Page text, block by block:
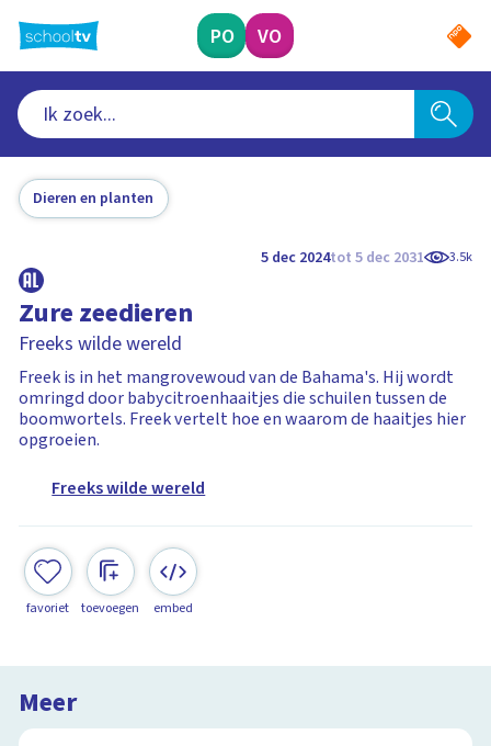
naar
hoofdinhoud
PO VO
Dieren en planten
5 dec 2024tot 5 dec 2031 3.5k
Zure zeedieren
Freeks wilde wereld
Freek is in het mangrovewoud van de Bahama's. Hij wordt
omringd door babycitroenhaaitjes die schuilen tussen de
boomwortels. Freek vertelt hoe en waarom de haaitjes hier
opgroeien.
Freeks wilde wereld
favoriet toevoegen embed
Meer